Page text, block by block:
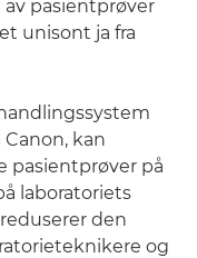
pasientprøver
unisont ja fra
kan
pasientprøver på
laboratoriets
den
og